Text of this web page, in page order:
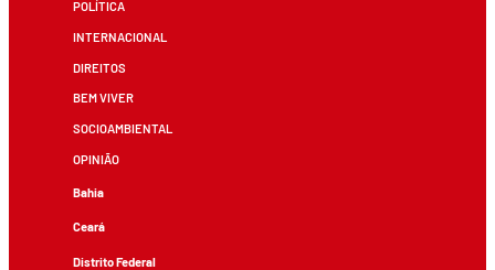
POLÍTICA
INTERNACIONAL
DIREITOS
BEM VIVER
SOCIOAMBIENTAL
OPINIÃO
Bahia
Ceará
Distrito Federal